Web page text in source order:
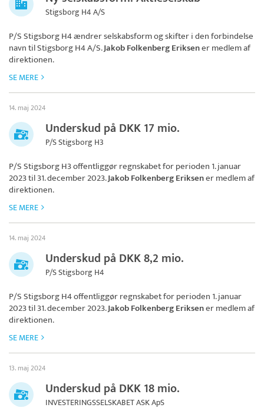
Stigsborg H4 A/S
P/S Stigsborg H4 ændrer selskabsform og skifter i den forbindelse
navn tilStigsborg H4 A/S.Jakob Folkenberg Eriksener medlem af
direktionen.
SE MERE
14. maj 2024
Underskud på DKK 17 mio.
P/S Stigsborg H3
P/S Stigsborg H3offentliggør regnskabet for perioden 1. januar
2023 til 31. december 2023.Jakob Folkenberg Eriksener medlem af
direktionen.
SE MERE
14. maj 2024
Underskud på DKK 8,2 mio.
P/S Stigsborg H4
P/S Stigsborg H4offentliggør regnskabet for perioden 1. januar
2023 til 31. december 2023.Jakob Folkenberg Eriksener medlem af
direktionen.
SE MERE
13. maj 2024
Underskud på DKK 18 mio.
INVESTERINGSSELSKABET ASK ApS